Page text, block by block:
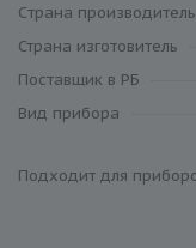
Cтрана производитель
Страна изготовитель
Поставщик в РБ
Вид прибора
Подходит для